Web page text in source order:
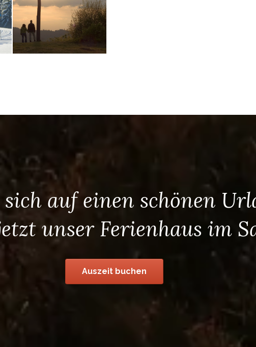
sich auf einen schönen
unser Ferienhaus im
Auszeit buchen